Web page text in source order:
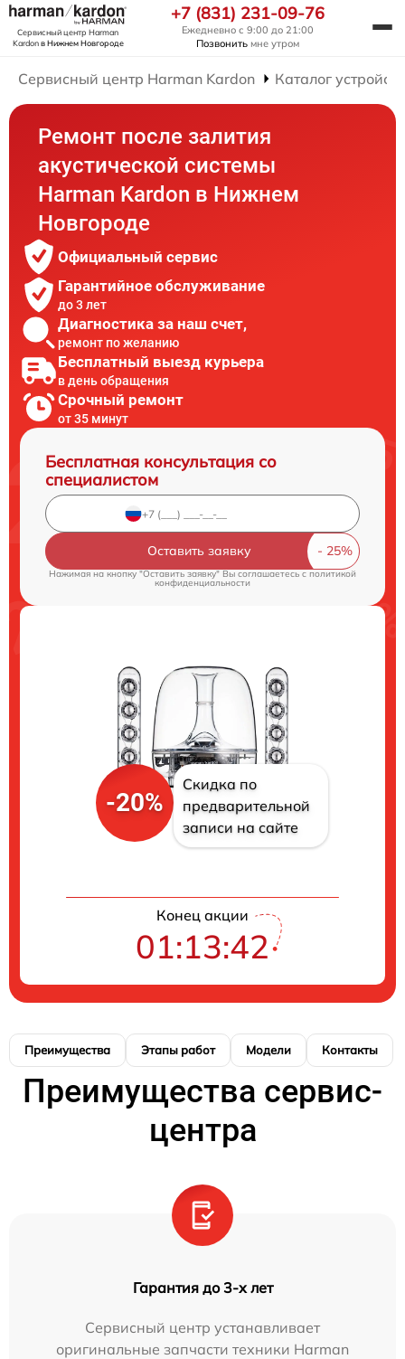
Сервисный центр Harman
Kardonв Нижнем Новгороде
+7 (831) 231-09-76
Ежедневно с 9:00 до 21:00
Позвонить мне утром
Сервисный центр Harman Kardon Каталог устройств
Ремонт после залития
акустической системы
Harman Kardon в Нижнем
Новгороде
Официальный сервис
Гарантийное обслуживание
до 3 лет
Диагностика за наш счет,
ремонт по желанию
Бесплатный выезд курьера
в день обращения
Срочный ремонт
от 35 минут
Бесплатная консультация со
специалистом
Оставить заявку
Нажимая на кнопку "Оставить заявку" Вы соглашаетесь cполитикой
конфиденциальности
-20%
Скидка по
предварительной
записи на сайте
Конец акции
01:13:42
Преимущества Этапы работ Модели Контакты
Преимущества сервис-
центра
Гарантия до 3-х лет
Сервисный центр устанавливает
оригинальные запчасти техники Harman